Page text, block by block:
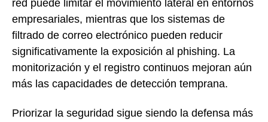
red puede limitar el movimiento lateral en entornos
empresariales, mientras que los sistemas de
filtrado de correo electrónico pueden reducir
significativamente la exposición al phishing. La
monitorización y el registro continuos mejoran aún
más las capacidades de detección temprana.
Priorizar la seguridad sigue siendo la defensa más